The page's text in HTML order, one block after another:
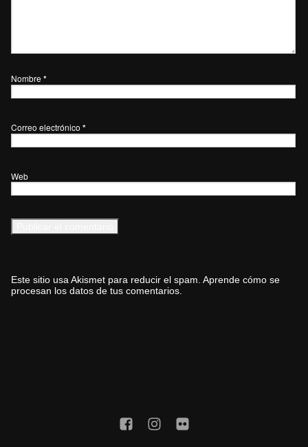
Nombre *
Correo electrónico *
Web
Este sitio usa Akismet para reducir el spam. Aprende cómo se
procesan los datos de tus comentarios.